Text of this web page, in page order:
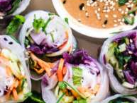
AGGIUNGI AL CARRELLO /